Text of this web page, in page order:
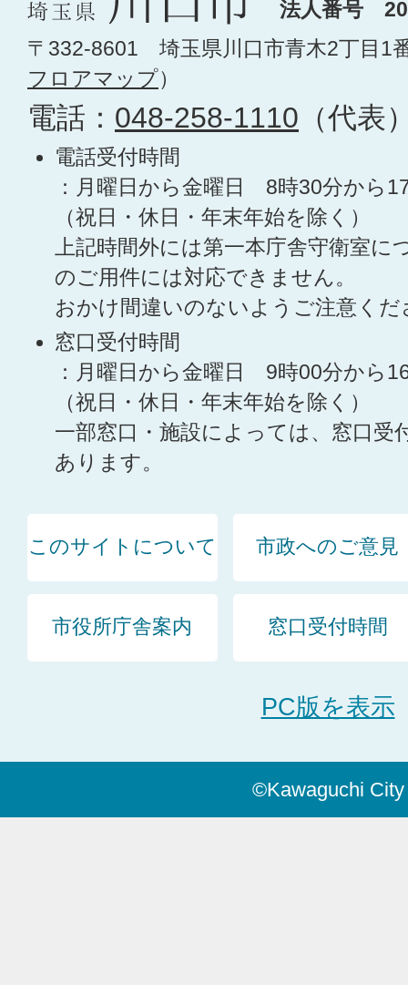
法人番号
〒332-8601 埼玉県川口市青木2丁目1
フロアマップ）
電話： 048-258-1110 （代表
電話受付時間
：月曜日から金曜日 8時30分から
（祝日・休日・年末年始を除く）
上記時間外には第一本庁舎守衛室に
のご用件には対応できません。
おかけ間違いのないようご注意くだ
窓口受付時間
：月曜日から金曜日 9時00分から
（祝日・休日・年末年始を除く）
一部窓口・施設によっては、窓口受
あります。
このサイトについて 市政へのご意見
市役所庁舎案内 窓口受付時間
PC版を表示
©Kawaguchi City